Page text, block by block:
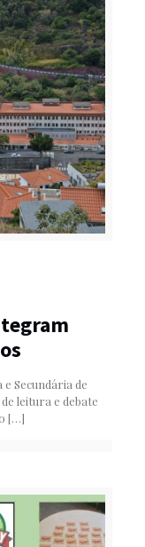
e Secundária de
leitura e debate
[…]